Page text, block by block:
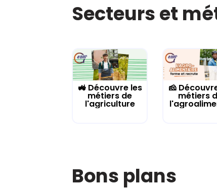
Secteurs et
🚜 Découvre les
métiers de
l'agriculture
🧀
métiers
Bons plans